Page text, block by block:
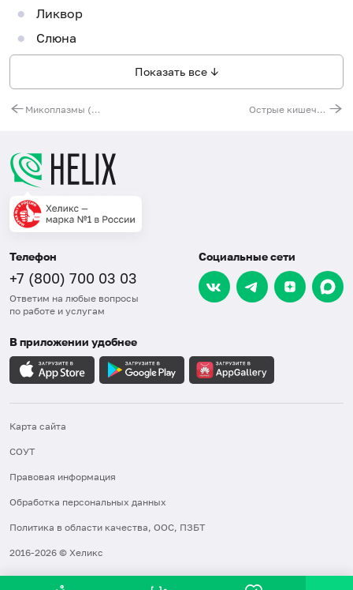
Ликвор
Слюна
Показать все ↓
Микоплазмы (Mycoplasma spp.), ДНК [реал-тайм ПЦР] Острые кишечные инфекции, скрининг (Shigella spp., E. coli (EIEC), Salmonella spp., Campylobacter spp., Adenovirus F, Rotavirus A, Norovirus II, Astrovirus)
Телефон
+7 (800) 700 03 03
Ответим на любые вопросы
по работе и услугам
Социальные сети
В приложении удобнее
Карта сайта
СОУТ
Правовая информация
Обработка персональных данных
Политика в области качества, ООС, ПЗБТ
2016-2026 © Хеликс